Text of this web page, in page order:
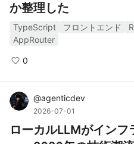
か整理した
TypeScript フロントエンド
AppRouter
0
@agenticdev
2026-07-01
ローカルLLMがイン